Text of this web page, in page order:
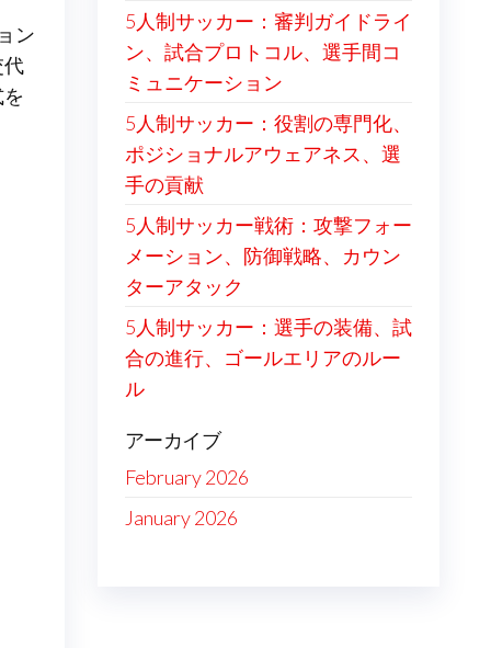
ン
代
5人制サッカー：審判ガイドライ
ン、試合プロトコル、選手間コ
ミュニケーション
5人制サッカー：役割の専門化、
ポジショナルアウェアネス、選
手の貢献
5人制サッカー戦術：攻撃フォー
メーション、防御戦略、カウン
ターアタック
5人制サッカー：選手の装備、試
合の進行、ゴールエリアのルー
ル
アーカイブ
February 2026
January 2026